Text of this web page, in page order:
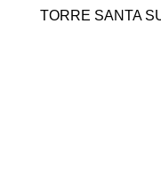
TORRE SANTA